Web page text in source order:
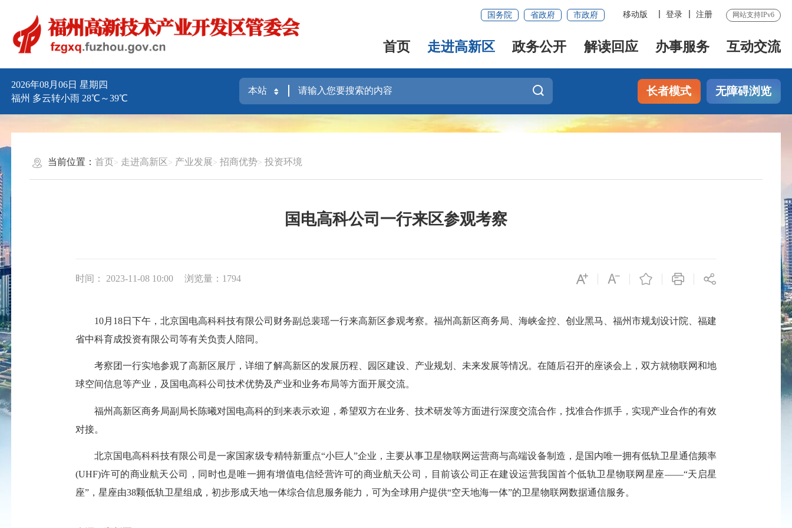
国务院 省政府 市政府 移动版 登录 注册 网站支持IPv6
首页 走进高新区 政务公开 解读回应 办事服务 互动交流
2026年08月06日 星期四
福州 多云转小雨 28℃～39℃
长者模式 无障碍浏览
当前位置： 首页 走进高新区 产业发展 招商优势 投资环境
国电高科公司一行来区参观考察
时间： 2023-11-08 10:00 浏览量：1794
10月18日下午，北京国电高科科技有限公司财务副总裴瑶一行来高新区参观考察。福州高新区商务局、海峡金控、创业黑马、福州市规划设计院、福建
省中科育成投资有限公司等有关负责人陪同。
考察团一行实地参观了高新区展厅，详细了解高新区的发展历程、园区建设、产业规划、未来发展等情况。在随后召开的座谈会上，双方就物联网和地
球空间信息等产业，及国电高科公司技术优势及产业和业务布局等方面开展交流。
福州高新区商务局副局长陈曦对国电高科的到来表示欢迎，希望双方在业务、技术研发等方面进行深度交流合作，找准合作抓手，实现产业合作的有效
对接。
北京国电高科科技有限公司是一家国家级专精特新重点“小巨人”企业，主要从事卫星物联网运营商与高端设备制造，是国内唯一拥有低轨卫星通信频率
(UHF)许可的商业航天公司，同时也是唯一拥有增值电信经营许可的商业航天公司，目前该公司正在建设运营我国首个低轨卫星物联网星座——“天启星
座”，星座由38颗低轨卫星组成，初步形成天地一体综合信息服务能力，可为全球用户提供“空天地海一体”的卫星物联网数据通信服务。